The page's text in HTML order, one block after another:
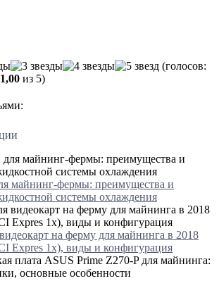
(голосов:
1,00 из 5)
майнинг-фермы: преимущества и
системы охлаждения
на ферму для майнинга в 2018
Expres 1x), виды и конфигурация